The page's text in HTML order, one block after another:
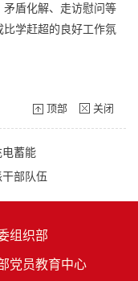
盾化解、走访慰问等
学赶超的良好工作氛
顶部 关闭
电蓄能
部队伍
组织部
党员教育中心